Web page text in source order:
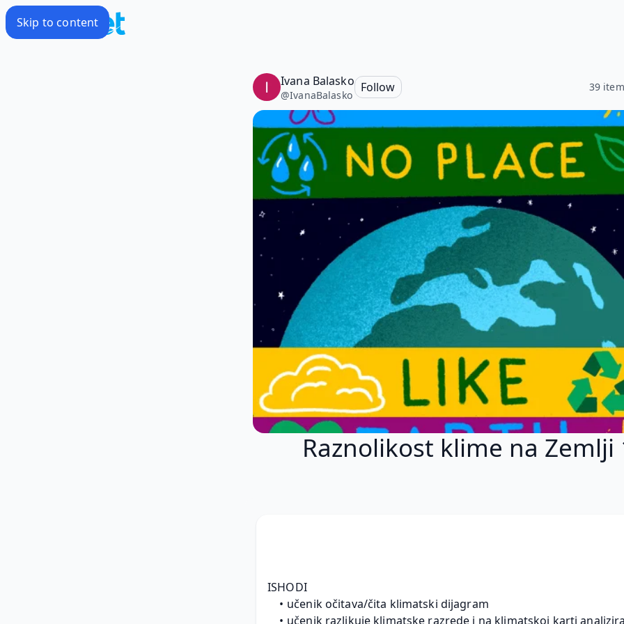
Skip to content
Ivana Balasko
@IvanaBalasko
Follow 39
Raznolikost klime na Zemlji
ISHODI
učenik očitava/čita klimatski dijagram
učenik razlikuje klimatske razrede i na klimatskoj karti